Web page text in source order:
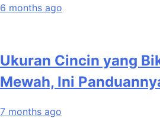
6 months ago
Ukuran Cincin yang
Mewah, Ini
7 months ago